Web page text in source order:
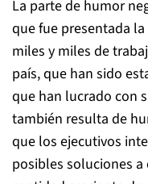
La parte de humor
que fue presentada
miles y miles de
país, que han sido
que han lucrado con
también resulta de
que los ejecutivos
posibles soluciones